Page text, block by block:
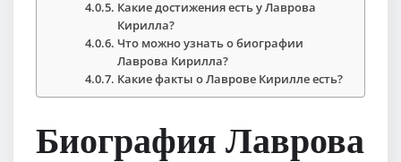
Какие достижения есть у Лаврова
Кирилла?
Что можно узнать о биографии
Лаврова Кирилла?
Какие факты о Лаврове Кирилле есть?
Биография Лаврова